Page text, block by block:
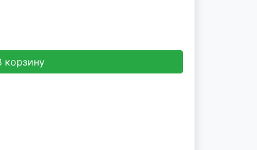
корзину